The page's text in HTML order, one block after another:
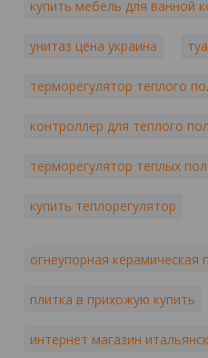
купить мебель для ванной
унитаз цена украина
терморегулятор теплого
контроллер для теплого
терморегулятор теплых
купить теплорегулятор
огнеупорная керамическая
плитка в прихожую купить
интернет магазин